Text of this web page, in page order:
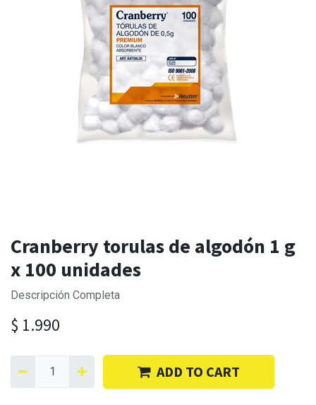
Cranberry torulas de algodón 1 g
x 100 unidades
Descripción Completa
$ 1.990
ADD TO CART